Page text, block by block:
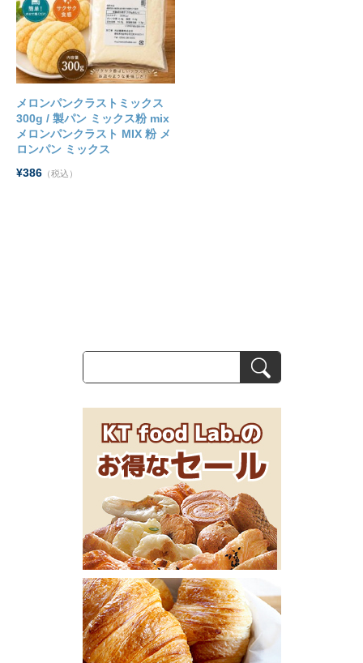
メロンパンクラストミックス
300g / 製パン ミックス粉 mix
メロンパンクラスト MIX 粉 メ
ロンパン ミックス
¥386 （税込）